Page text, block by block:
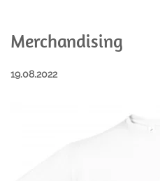
Merchandising
19.08.2022